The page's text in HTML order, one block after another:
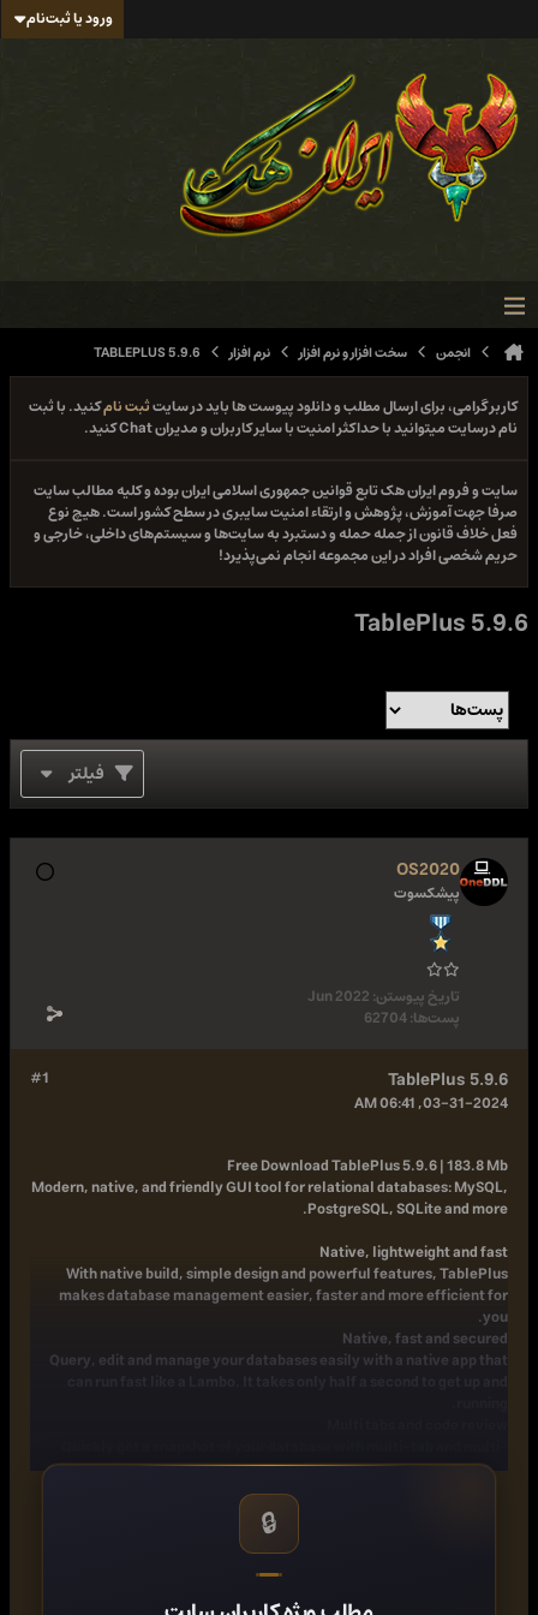
ورود یا ثبت‌نام
انجمن سخت افزار و نرم افزار نرم افزار TABLEPLUS 5.9.6
کاربر گرامی، برای ارسال مطلب و دانلود پیوست ها باید در سایتثبت نامکنید. با ثبت
نام درسایت میتوانید با حداکثر امنیت با سایر کاربران و مدیران Chat کنید.
سایت و فروم ایران هک تابع قوانین جمهوری اسلامی ایران بوده و کلیه مطالب سایت
صرفا جهت آموزش، پژوهش و ارتقاء امنیت سایبری در سطح کشور است. هیچ نوع
فعل خلاف قانون از جمله حمله و دستبرد به سایت‌ها و سیستم‌های داخلی، خارجی و
حریم شخصی افراد در این مجموعه انجام نمی‌پذیرد!
TablePlus 5.9.6
فیلتر
OS2020
پیشکسوت
تاریخ پیوستن:Jun 2022
پست‌ها:62704
#1 TablePlus 5.9.6
03-31-2024, 06:41 AM
Free DownloadTablePlus 5.9.6 | 183.8 Mb
Modern, native, and friendly GUI tool for relational databases: MySQL,
PostgreSQL, SQLite and more.
Native, lightweight and fast
With native build, simple design and powerful features, TablePlus
makes database management easier, faster and more efficient for
you.
Native, fast and secured
Query, edit and manage your databases easily with a native app that
window view, as well as stay in control of what you have changed on
your database with Code Review.
You don't need to install any SSH client in order to connect to the
server. SSH is a part of TablePlus.
Browse, query, edit your data and database structure in a simple and
🔒